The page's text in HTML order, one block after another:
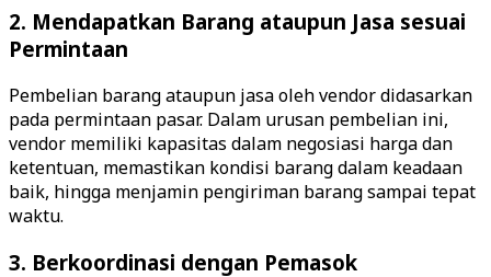
2. Mendapatkan Barang ataupun Jasa sesuai
Permintaan
Pembelian barang ataupun jasa oleh vendor didasarkan
pada permintaan pasar. Dalam urusan pembelian ini,
vendor memiliki kapasitas dalam negosiasi harga dan
ketentuan, memastikan kondisi barang dalam keadaan
baik, hingga menjamin pengiriman barang sampai tepat
waktu.
3. Berkoordinasi dengan Pemasok